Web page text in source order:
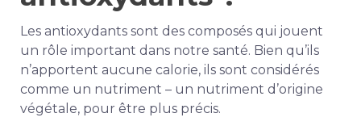
Les antioxydants sont des composés qui jouent
un rôle important dans notre santé. Bien qu’ils
n’apportent aucune calorie, ils sont considérés
comme un nutriment – un nutriment d’origine
végétale, pour être plus précis.